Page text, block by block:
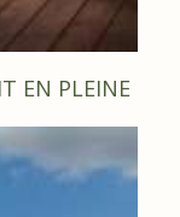
EN PLEINE